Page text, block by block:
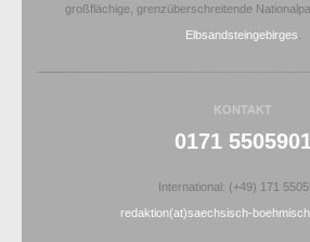
großflächige, grenzüberschreitende
Elbsandsteingebirges
KONTAKT
0171
International: (+49) 171
redaktion(at)saechsisch-